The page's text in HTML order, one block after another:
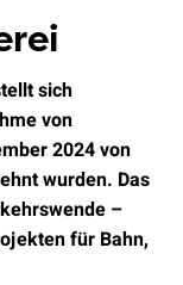
sich
von
2024 von
wurden. Das
–
für Bahn,